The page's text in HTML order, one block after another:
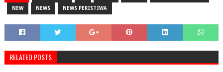
NEW NEWS NEWS PERISTIWA
RELATED POSTS